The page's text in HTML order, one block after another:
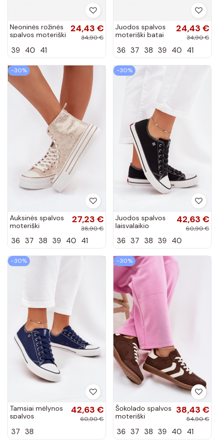
Neoninės rožinės
spalvos moteriški
PRO-26-48-125L
24,43 €
34,90 €
39 40 41
Juodos spalvos
moteriški batai
užsegimais
26-48-114L
24,43 €
34,90 €
36 37 38 39 40 41
−30%
Auksinės spalvos
moteriški
su auliuku ant
INildrose
27,23 €
38,90 €
36 37 38 39 40 41
−30%
Juodos spalvos
laisvalaikio
DD274A236
42,63 €
60,90 €
36 37 38 39 40
−30%
Tamsiai mėlynos
spalvos
bateliai Big Star
42,63 €
60,90 €
37 38
−30%
Šokolado spalvos
moteriški
dirbtinės zomšos
38,43 €
54,90 €
36 37 38 39 40 41